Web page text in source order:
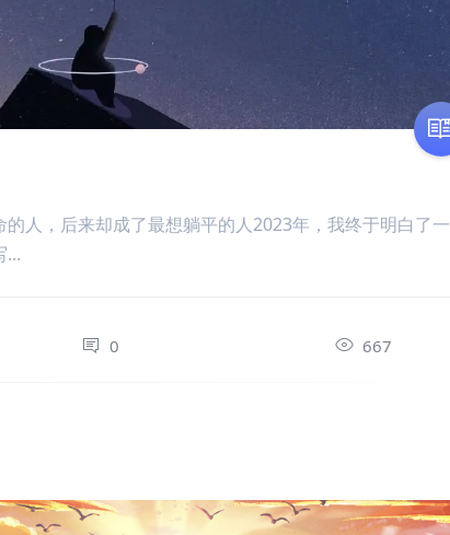
人，后来却成了最想躺平的人2023年，我终于明白了一
...
0 667